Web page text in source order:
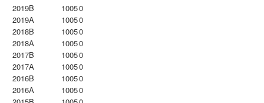
2019B
10050
2019A
10050
2018B
10050
2018A
10050
2017B
10050
2017A
10050
2016B
10050
2016A
10050